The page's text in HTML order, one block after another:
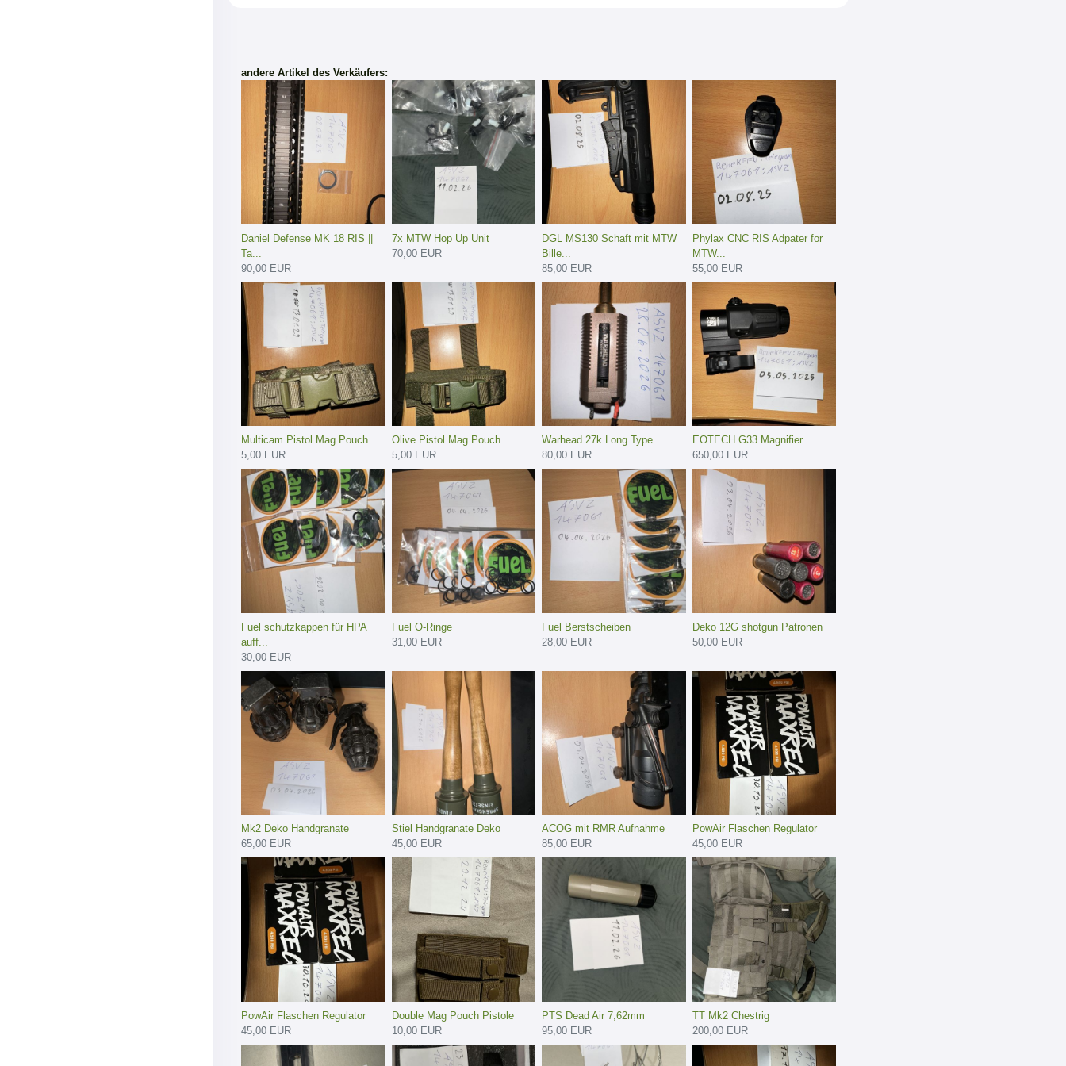
andere Artikel des Verkäufers:
Daniel Defense MK 18 RIS ||
Ta...
90,00 EUR
7x MTW Hop Up Unit
70,00 EUR
DGL MS130 Schaft mit MTW
Bille...
85,00 EUR
Phylax CNC RIS Adpater for
MTW...
55,00 EUR
Multicam Pistol Mag Pouch
5,00 EUR
Olive Pistol Mag Pouch
5,00 EUR
Warhead 27k Long Type
80,00 EUR
EOTECH G33 Magnifier
650,00 EUR
Fuel schutzkappen für HPA
auff...
30,00 EUR
Fuel O-Ringe
31,00 EUR
Fuel Berstscheiben
28,00 EUR
Deko 12G shotgun Patronen
50,00 EUR
Mk2 Deko Handgranate
65,00 EUR
Stiel Handgranate Deko
45,00 EUR
ACOG mit RMR Aufnahme
85,00 EUR
PowAir Flaschen Regulator
45,00 EUR
PowAir Flaschen Regulator
45,00 EUR
Double Mag Pouch Pistole
10,00 EUR
PTS Dead Air 7,62mm
95,00 EUR
TT Mk2 Chestrig
200,00 EUR